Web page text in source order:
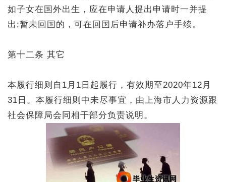
如子女在国外出生，应在申请人提出申请时一并提
出;暂未回国的，可在回国后申请补办落户手续。
第十二条 其它
本履行细则自1月1日起履行，有效期至2020年12月
31日。本履行细则中未尽事宜，由上海市人力资源跟
社会保障局会同相干部分负责说明。